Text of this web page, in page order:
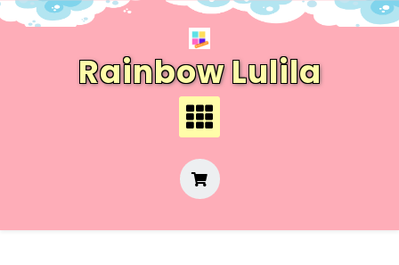
Skip
Rainbow Lulila